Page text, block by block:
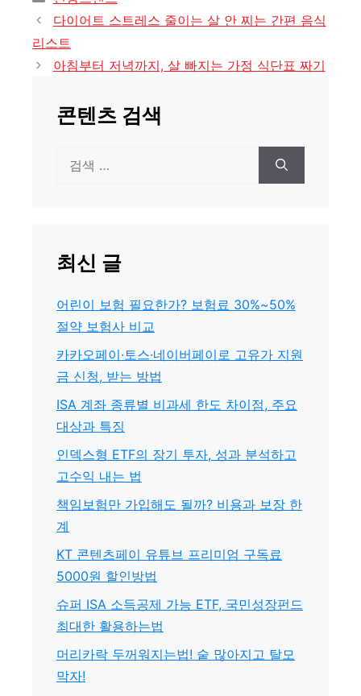
테
리
다이어트 스트레스 줄이는 살 안 찌는 간편 음식
리스트
아침부터 저녁까지, 살 빠지는 가정 식단표 짜기
콘텐츠 검색
최신 글
어린이 보험 필요한가? 보험료 30%~50%
절약 보험사 비교
카카오페이·토스·네이버페이로 고유가 지원
금 신청, 받는 방법
ISA 계좌 종류별 비과세 한도 차이점, 주요
대상과 특징
인덱스형 ETF의 장기 투자, 성과 분석하고
고수익 내는 법
책임보험만 가입해도 될까? 비용과 보장 한
계
KT 콘텐츠페이 유튜브 프리미엄 구독료
5000원 할인방법
슈퍼 ISA 소득공제 가능 ETF, 국민성장펀드
최대한 활용하는법
머리카락 두꺼워지는법! 숱 많아지고 탈모
막자!